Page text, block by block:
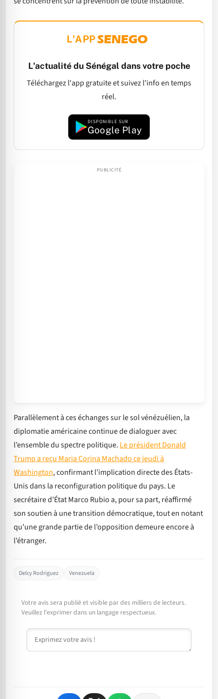
L'APP
L'actualité du Sénégal dans votre poche
Téléchargez l'app gratuite et suivez l'info en temps
réel.
DISPONIBLE SUR
Google Play
Parallèlement à ces échanges sur le sol vénézuélien, la
diplomatie américaine continue de dialoguer avec
l’ensemble du spectre politique.Le président Donald
Trump a reçu Maria Corina Machado ce jeudi à
Washington, confirmant l’implication directe des États-
Unis dans la reconfiguration politique du pays. Le
secrétaire d’État Marco Rubio a, pour sa part, réaffirmé
son soutien à une transition démocratique, tout en notant
qu’une grande partie de l’opposition demeure encore à
l’étranger.
Delcy Rodriguez Venezuela
Votre avis sera publié et visible par des milliers de lecteurs.
Veuillez l'exprimer dans un langage respectueux.
Commentaire